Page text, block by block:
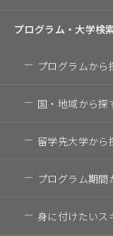
プログラム・大学検
プログラムから
国・地域から探
留学先大学から
プログラム期間
身に付けたいス